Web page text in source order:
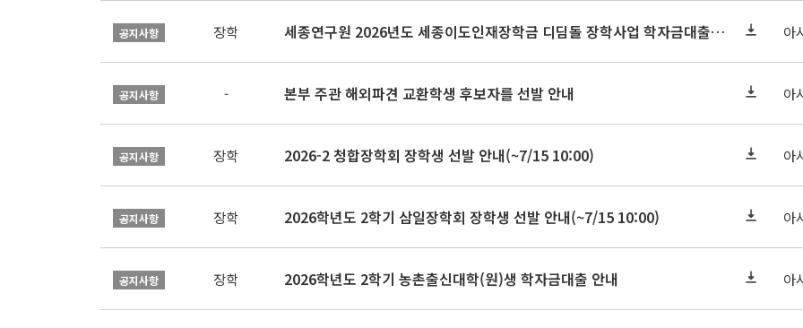
공지사항 장학 세종연구원 2026년도 세종이도인재장학금 디딤돌 장학사업 학자금대출 관련분야(원금상환, 이자지원) 신청 사업 안내 아
공지사항 - 본부 주관 해외파견 교환학생 후보자를 선발 안내 아
공지사항 장학 2026-2 청합장학회 장학생 선발 안내(~7/15 10:00) 아
공지사항 장학 2026학년도 2학기 삼일장학회 장학생 선발 안내(~7/15 10:00) 아
공지사항 장학 2026학년도 2학기 농촌출신대학(원)생 학자금대출 안내 아